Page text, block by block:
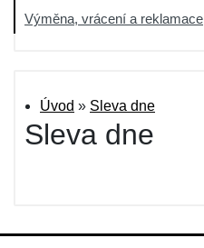
Výměna, vrácení a reklamace
Úvod » Sleva dne
Sleva dne